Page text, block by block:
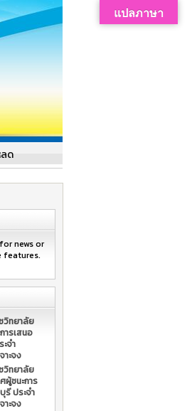
ลด
news or
features.
วิทยาลัย
ารเสนอ
จำ
ะจง
วิทยาลัย
ผู้ชนะการ
ประจำ
ะจง
แปลภาษา